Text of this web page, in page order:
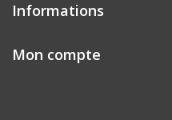
Informations
Mon compte